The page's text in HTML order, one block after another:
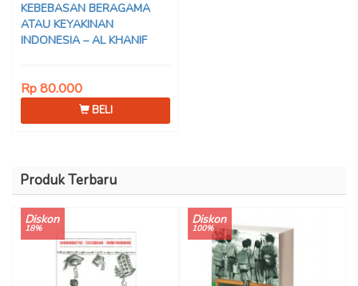
KEBEBASAN BERAGAMA
ATAU KEYAKINAN
INDONESIA – AL KHANIF
Rp 80.000
BELI
Produk Terbaru
Diskon
18%
Diskon
100%